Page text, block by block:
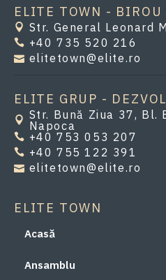
ELITE TOWN - BIROU
Str. General Leonard
+40 735 520 216
elitetown@elite.ro
ELITE GRUP -
Str. Bună Ziua 37, Bl.
Napoca
+40 753 053 207
+40 755 122 391
elitetown@elite.ro
ELITE TOWN
Acasă
Ansamblu